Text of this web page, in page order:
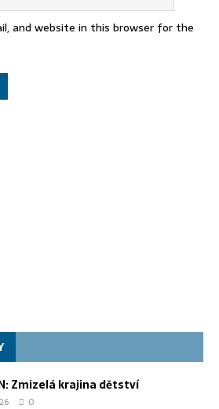
and website in this browser for the
Zmizelá krajina dětství
0